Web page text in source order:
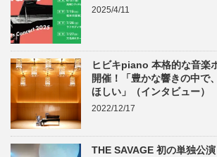
2025/4/11
ヒビキpiano 本格的な音楽
開催！「豊かな響きの中で
ほしい」（インタビュー）
2022/12/17
THE SAVAGE 初の単独公